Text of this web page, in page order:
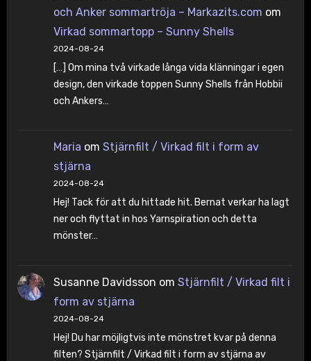
och Anker sommartröja – Markazits.com om
Virkad sommartopp – Sunny Shells
2024-08-24
[…] Om mina två virkade långa vida klänningar i egen
design, den virkade toppen Sunny Shells från Hobbii
och Ankers…
Maria om Stjärnfilt / Virkad filt i form av
stjärna
2024-08-24
Hej! Tack för att du hittade hit. Bernat verkar ha lagt
ner och flyttat in hos Yarnspiration och detta
mönster…
Susanne Davidsson om Stjärnfilt / Virkad filt i
form av stjärna
2024-08-24
Hej! Du har möjligtvis inte mönstret kvar på denna
filten? Stjärnfilt / Virkad filt i form av stjärna av